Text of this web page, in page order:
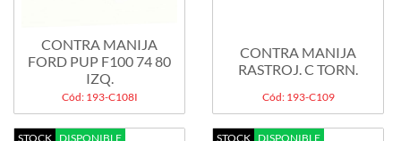
CONTRA MANIJA
FORD PUP F100 74 80
IZQ.
Cód: 193-C108I
CONTRA MANIJA
RASTROJ. C TORN.
Cód: 193-C109
STOCK DISPONIBLE STOCK DISPONIBLE